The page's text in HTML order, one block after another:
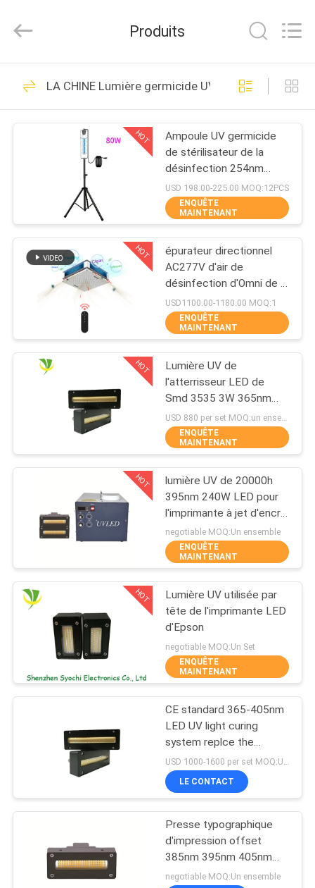
MAISON
PRODUITS
NOUS
VISITE
CONTRÔLE
QUALITÉ
NOUS
NOUVELLES
UNE
CITATION
SITE
PRIVACY
Syochi
Electronics
All
Reserved.
LED UV traitant le
système
70
LED UV traitant
l'équipement
79
Tache UV de LED
traitant le système
Réfrigérateur de
Bath de glace
38
Machine de Bath de
glace
19
Refroidisseur d'eau
Produits
LA CHINE Lumière germicide UV de LED
HOT
Ampoule UV germicide
de stérilisateur de la
désinfection 254nm
bactéricide UV-C
portative de lumière UV
USD 198.00-225.00 MOQ:12PCS
ENQUÊTE
MAINTENANT
HOT
épurateur directionnel
AC277V d'air de
désinfection d'Omni de la
lampe 150W UV
germicide
USD1100.00-1180.00 MOQ:1
ENQUÊTE
MAINTENANT
HOT
Lumière UV de
l'atterrisseur LED de
Smd 3535 3W 365nm
385nm 395nm 405nm
ENQUÊTE
MAINTENANT
HOT
lumière UV de 20000h
395nm 240W LED pour
l'imprimante à jet d'encre
Machine
negotiable MOQ:Un ensemble
ENQUÊTE
MAINTENANT
HOT
Lumière UV utilisée par
tête de l'imprimante LED
d'Epson
negotiable MOQ:Un Set
ENQUÊTE
MAINTENANT
CE standard 365-405nm
LED UV light curing
system replce the
mecury lamp
LE CONTACT
Presse typographique
d'impression offset
385nm 395nm 405nm
LED UV traitant le
negotiable MOQ:Un ensemble